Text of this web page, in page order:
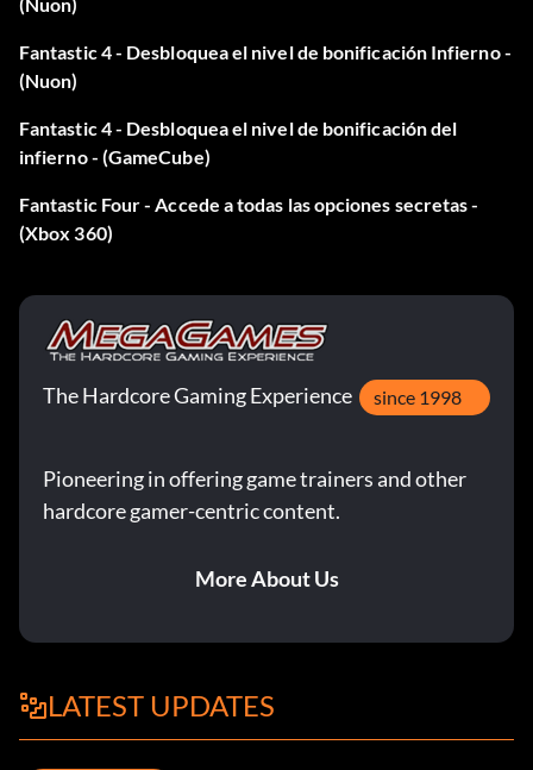
Consigue 20 iconos de los Cuatro Fantásticos.
Survival Killing Stage 6: Elevator Arena:
Consigue 25 iconos de los Cuatro Fantásticos.
Bonificaciones:
indicada en el menú de mejora gastando puntos para
Biografías de los 4 enemigos fantásticos originales 1
Compra por 2000 puntos.
Fantastic 4 - Desbloquea el nivel de bonificación Infierno -
(Nuon)
Fantastic 4 - Desbloquea el nivel de bonificación del
infierno - (GameCube)
Fantastic Four - Accede a todas las opciones secretas -
(Xbox 360)
The Hardcore Gaming Experience since 1998
Pioneering in offering game trainers and other
hardcore gamer-centric content.
More About Us
LATEST UPDATES